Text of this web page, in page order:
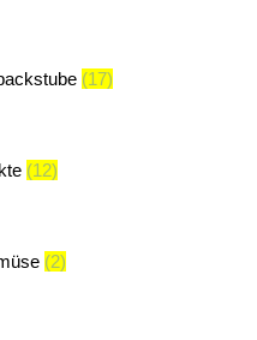
(17)
(12)
(2)